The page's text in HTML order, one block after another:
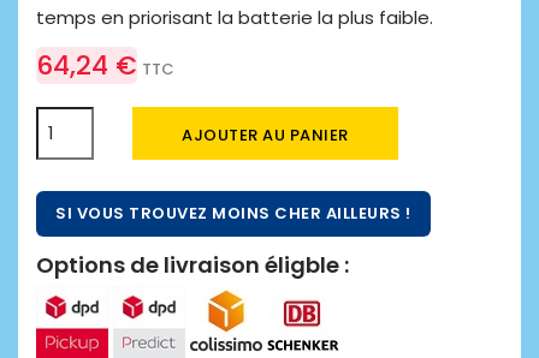
temps en priorisant la batterie la plus faible.
64,24 € TTC
AJOUTER AU PANIER
SI VOUS TROUVEZ MOINS CHER AILLEURS !
Options de livraison éligble :